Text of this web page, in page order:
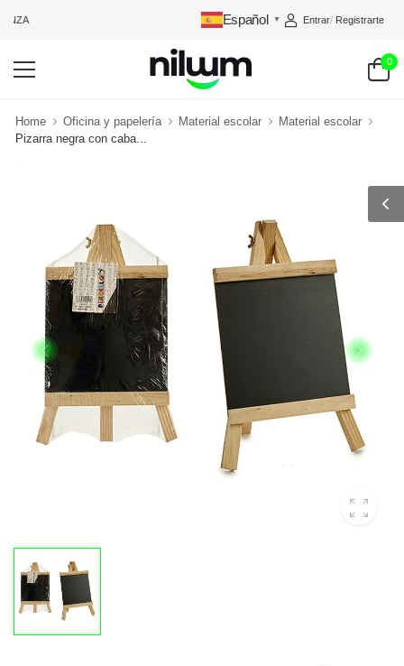
Español ▼ Entrar/ Registrarte
0
Home Oficina y papelería Material escolar
Material escolar
Pizarra negra con caba...